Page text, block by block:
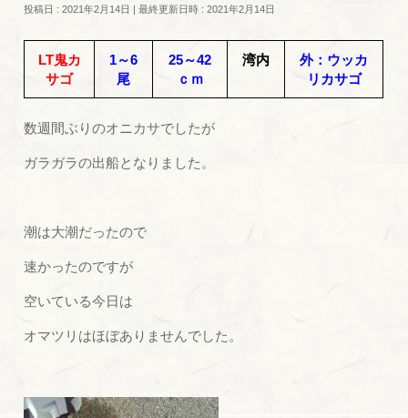
投稿日 : 2021年2月14日 最終更新日時 : 2021年2月14日
LT鬼カ
サゴ
1～6
尾
25～42
ｃｍ
湾内
外：ウッカ
リカサゴ
数週間ぶりのオニカサでしたが
ガラガラの出船となりました。
潮は大潮だったので
速かったのですが
空いている今日は
オマツリはほぼありませんでした。